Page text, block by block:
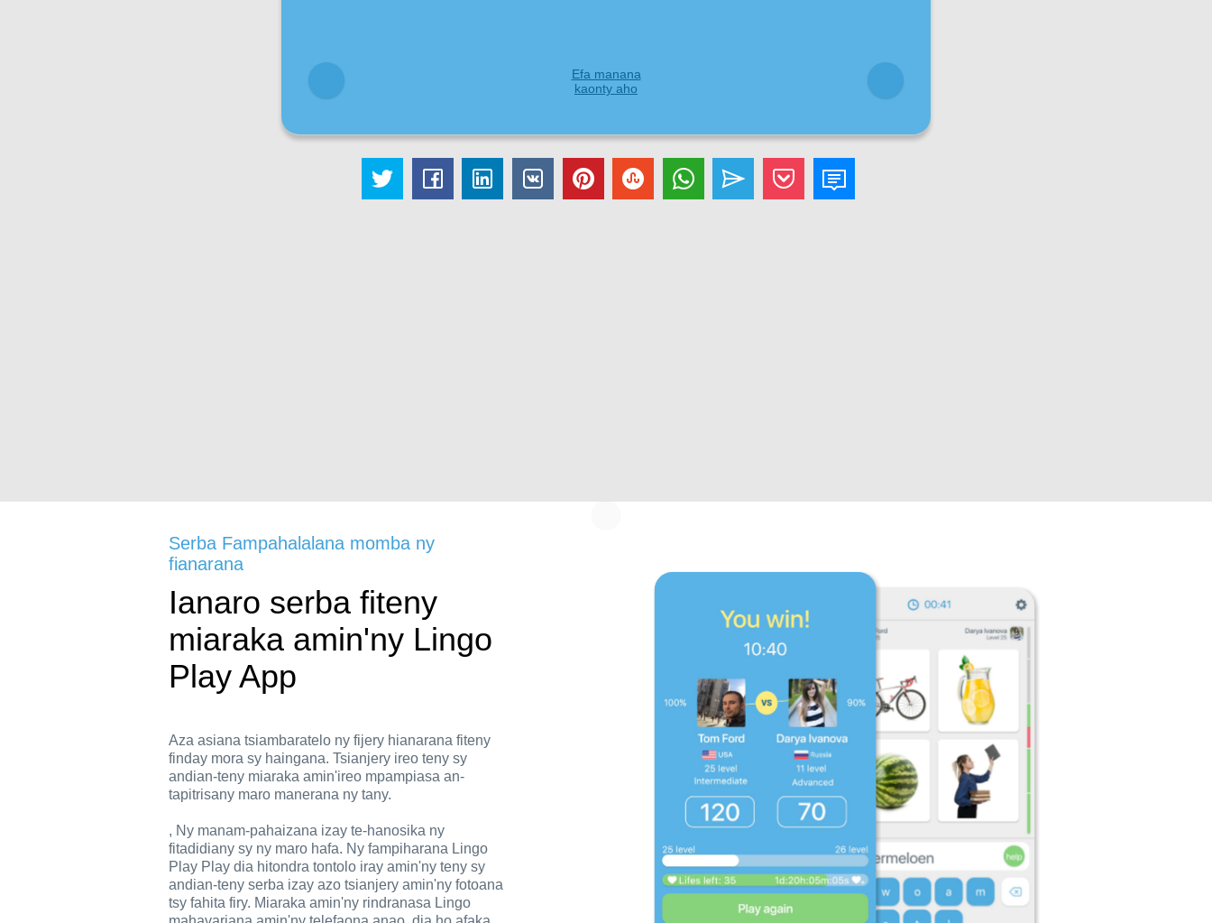
Efa manana
kaonty aho
Serba Fampahalalana momba ny
fianarana
Ianaro serba fiteny
miaraka amin'ny Lingo
Play App
Aza asiana tsiambaratelo ny fijery hianarana fiteny
finday mora sy haingana. Tsianjery ireo teny sy
andian-teny miaraka amin'ireo mpampiasa an-
tapitrisany maro manerana ny tany.
, Ny manam-pahaizana izay te-hanosika ny
fitadidiany sy ny maro hafa. Ny fampiharana Lingo
Play Play dia hitondra tontolo iray amin'ny teny sy
andian-teny serba izay azo tsianjery amin'ny fotoana
tsy fahita firy. Miaraka amin'ny rindranasa Lingo